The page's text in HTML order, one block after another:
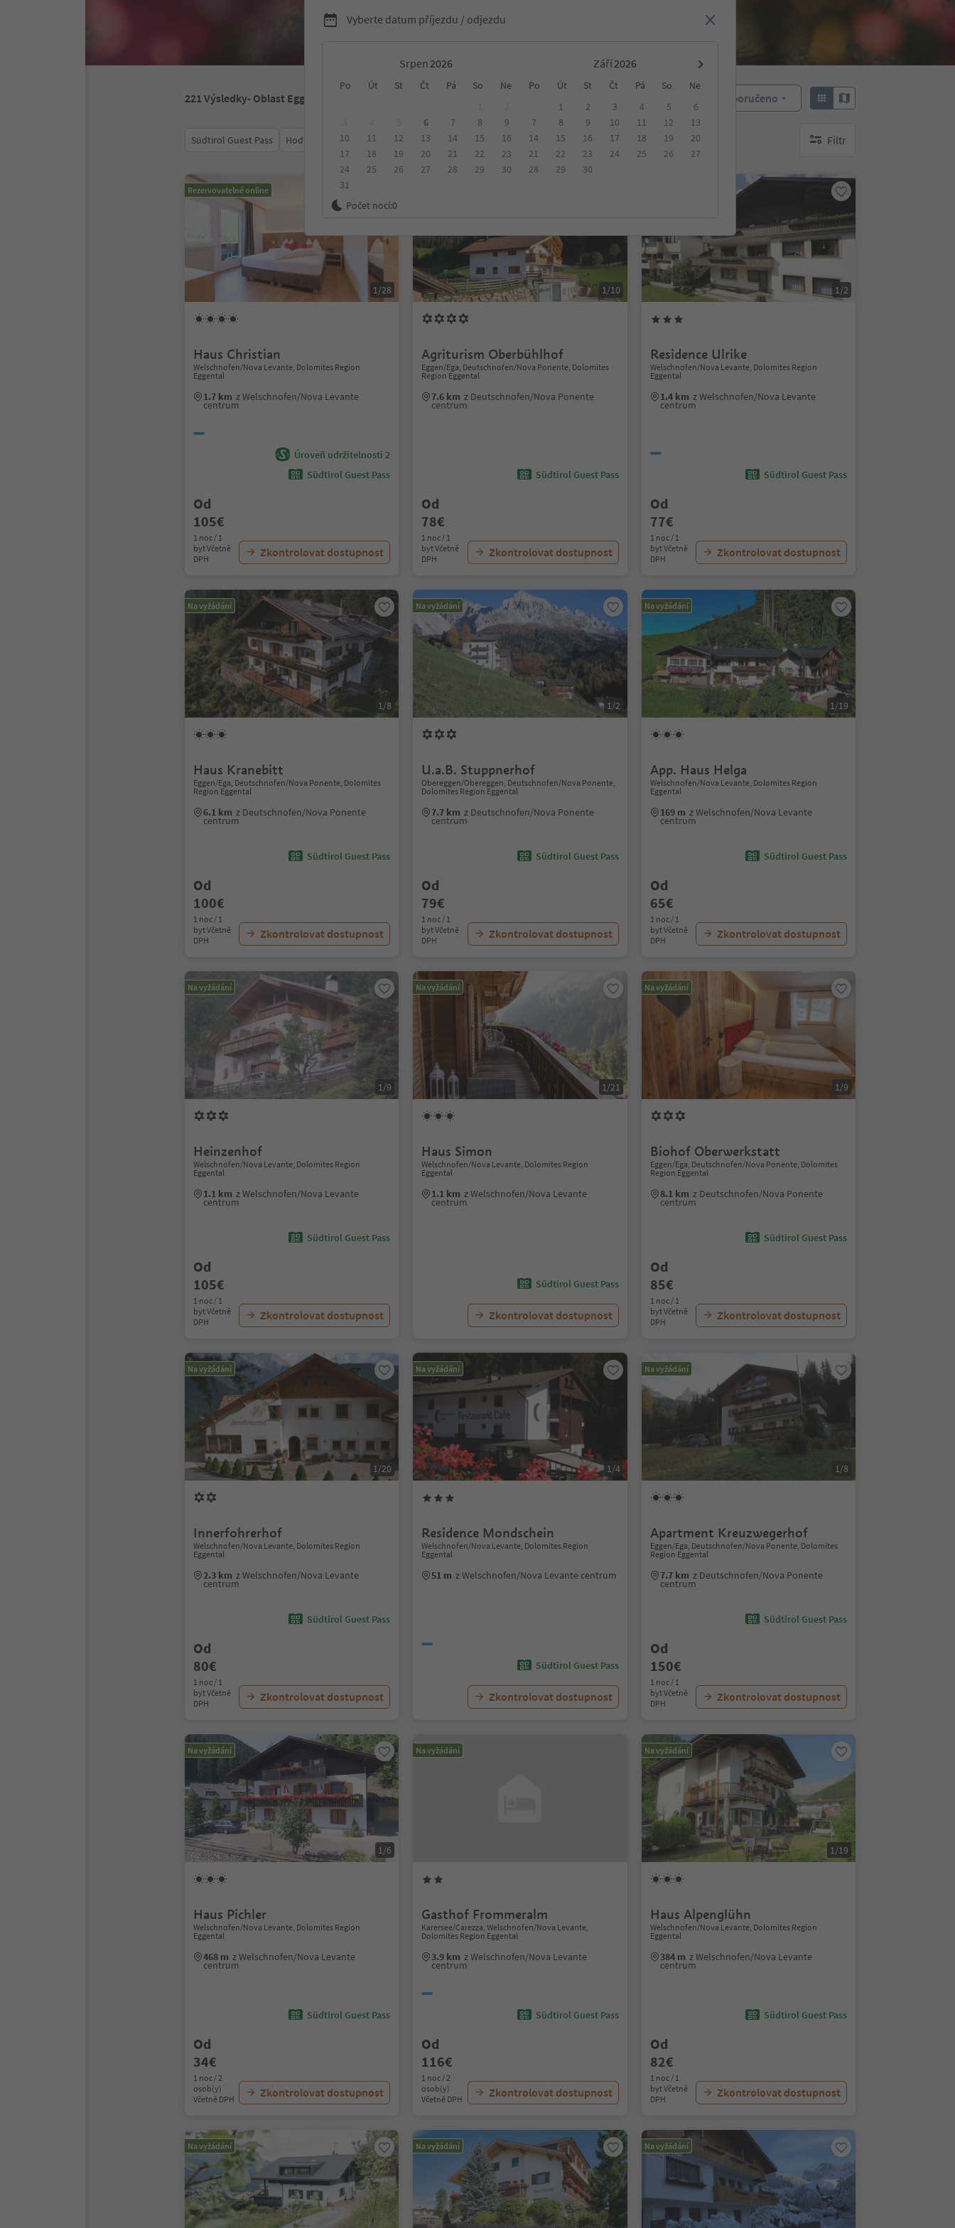
Vyberte datum příjezdu / odjezdu
Srpen Září
Po Út St Čt Pá So Ne Po Út St Čt Pá So
Ne
6 7 8
9
10
11 12 13 14 15
16
17
18 19 20 21 22
23
24
25 26 27 28 29
30
31
1 2 3 4 5
6
7
8 9 10 11 12
13
14
15 16 17 18 19
20
21
22 23 24 25 26
27
28
29 30
Počet nocí:0
221 Výsledky- Oblast Eggental Dolomity Doporučeno
Südtirol Guest Pass Hodnocení Kategorie Zpracovává Udržitelné ubytování Filtr
brak aktywnych filtrów
Rezervovatelné online
1/28
Haus Christian
Welschnofen/Nova Levante, Dolomites Region
Eggental
1.7 km z Welschnofen/Nova Levante
centrum
Úroveň udržitelnosti 2
Südtirol Guest Pass
Od
105€
1 noc / 1
byt Včetně
DPH
Zkontrolovat dostupnost
1/10
Agriturism Oberbühlhof
Eggen/Ega, Deutschnofen/Nova Ponente, Dolomites
Region Eggental
7.6 km z Deutschnofen/Nova Ponente
centrum
Südtirol Guest Pass
Od
78€
1 noc / 1
byt Včetně
DPH
Zkontrolovat dostupnost
1/2
Residence Ulrike
Welschnofen/Nova Levante, Dolomites Region
Eggental
1.4 km z Welschnofen/Nova Levante
centrum
Südtirol Guest Pass
Od
77€
1 noc / 1
byt Včetně
DPH
Zkontrolovat dostupnost
Na vyžádání
1/8
Haus Kranebitt
Eggen/Ega, Deutschnofen/Nova Ponente, Dolomites
Region Eggental
6.1 km z Deutschnofen/Nova Ponente
centrum
Südtirol Guest Pass
Od
100€
1 noc / 1
byt Včetně
DPH
Zkontrolovat dostupnost
Na vyžádání
1/2
U.a.B. Stuppnerhof
Obereggen/Obereggen, Deutschnofen/Nova Ponente,
Dolomites Region Eggental
7.7 km z Deutschnofen/Nova Ponente
centrum
Südtirol Guest Pass
Od
79€
1 noc / 1
byt Včetně
DPH
Zkontrolovat dostupnost
Na vyžádání
1/19
App. Haus Helga
Welschnofen/Nova Levante, Dolomites Region
Eggental
169 m z Welschnofen/Nova Levante
centrum
Südtirol Guest Pass
Od
65€
1 noc / 1
byt Včetně
DPH
Zkontrolovat dostupnost
Na vyžádání
1/9
Heinzenhof
Welschnofen/Nova Levante, Dolomites Region
Eggental
1.1 km z Welschnofen/Nova Levante
centrum
Südtirol Guest Pass
Od
105€
1 noc / 1
byt Včetně
DPH
Zkontrolovat dostupnost
Na vyžádání
1/21
Haus Simon
Welschnofen/Nova Levante, Dolomites Region
Eggental
1.1 km z Welschnofen/Nova Levante
centrum
Südtirol Guest Pass
Zkontrolovat dostupnost
Na vyžádání
1/9
Biohof Oberwerkstatt
Eggen/Ega, Deutschnofen/Nova Ponente, Dolomites
Region Eggental
8.1 km z Deutschnofen/Nova Ponente
centrum
Südtirol Guest Pass
Od
85€
1 noc / 1
byt Včetně
DPH
Zkontrolovat dostupnost
Na vyžádání
1/20
Innerfohrerhof
Welschnofen/Nova Levante, Dolomites Region
Eggental
2.3 km z Welschnofen/Nova Levante
centrum
Südtirol Guest Pass
Od
80€
1 noc / 1
byt Včetně
DPH
Zkontrolovat dostupnost
Na vyžádání
1/4
Residence Mondschein
Welschnofen/Nova Levante, Dolomites Region
Eggental
51 m z Welschnofen/Nova Levante centrum
Südtirol Guest Pass
Zkontrolovat dostupnost
Na vyžádání
1/8
Apartment Kreuzwegerhof
Eggen/Ega, Deutschnofen/Nova Ponente, Dolomites
Region Eggental
7.7 km z Deutschnofen/Nova Ponente
centrum
Südtirol Guest Pass
Od
150€
1 noc / 1
byt Včetně
DPH
Zkontrolovat dostupnost
Na vyžádání
1/6
Haus Pichler
Welschnofen/Nova Levante, Dolomites Region
Eggental
468 m z Welschnofen/Nova Levante
centrum
Südtirol Guest Pass
Od
34€
1 noc / 2
osob(y)
Včetně DPH
Zkontrolovat dostupnost
Na vyžádání
Gasthof Frommeralm
Karersee/Carezza, Welschnofen/Nova Levante,
Dolomites Region Eggental
3.9 km z Welschnofen/Nova Levante
centrum
Südtirol Guest Pass
Od
116€
1 noc / 2
osob(y)
Včetně DPH
Zkontrolovat dostupnost
Na vyžádání
1/19
Haus Alpenglühn
Welschnofen/Nova Levante, Dolomites Region
Eggental
384 m z Welschnofen/Nova Levante
centrum
Südtirol Guest Pass
Od
82€
1 noc / 1
byt Včetně
DPH
Zkontrolovat dostupnost
Na vyžádání Na vyžádání Na vyžádání